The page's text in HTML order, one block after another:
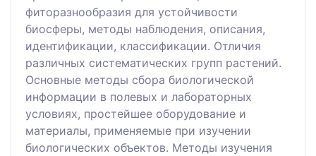
фиторазнообразия для устойчивости
биосферы, методы наблюдения, описания,
идентификации, классификации. Отличия
различных систематических групп растений.
Основные методы сбора биологической
информации в полевых и лабораторных
условиях, простейшее оборудование и
материалы, применяемые при изучении
биологических объектов. Методы изучения